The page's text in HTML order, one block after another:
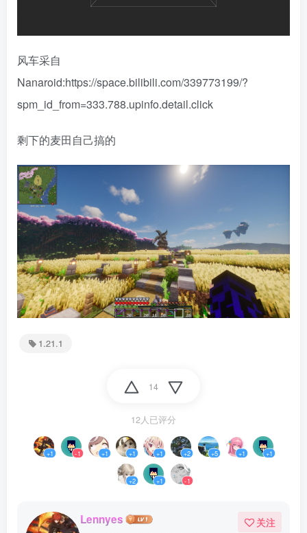
风车采自
Nanaroid:https://space.bilibili.com/339773199/?
spm_id_from=333.788.upinfo.detail.click
剩下的麦田自己搞的
1.21.1
14
12人已评分
+1 -1 +1 +1 +1 +2 +5 +1 +1
+2 +1 -1
Lennyes 关注